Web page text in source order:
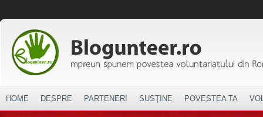
HOME DESPRE PARTENERI SUSŢINE POVESTEA TA